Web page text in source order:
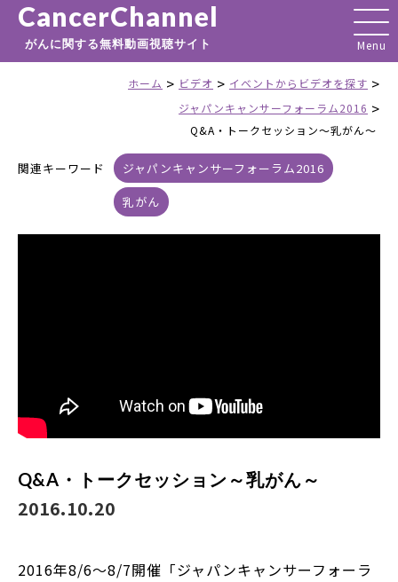
CancerChannel
がんに関する無料動画視聴サイト
ホーム > ビデオ > イベントからビデオを探す >
ジャパンキャンサーフォーラム2016 >
Q&A・トークセッション～乳がん～
関連キーワード
ジャパンキャンサーフォーラム2016
乳がん
Q&A・トークセッション～乳がん～
2016.10.20
2016年8/6～8/7開催「ジャパンキャンサーフォーラ